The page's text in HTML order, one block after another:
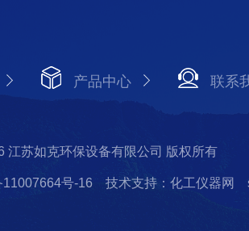
产品中心 联系
江苏如克环保设备有限公司 版权所有
号-16 技术支持：化工仪器网